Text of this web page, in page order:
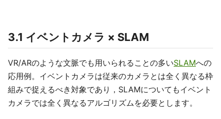
3.1 イベントカメラ × SLAM
VR/ARのような文脈でも用いられることの多いSLAMへの
応用例。イベントカメラは従来のカメラとは全く異なる枠
組みで捉えるべき対象であり，SLAMについてもイベント
カメラでは全く異なるアルゴリズムを必要とします。